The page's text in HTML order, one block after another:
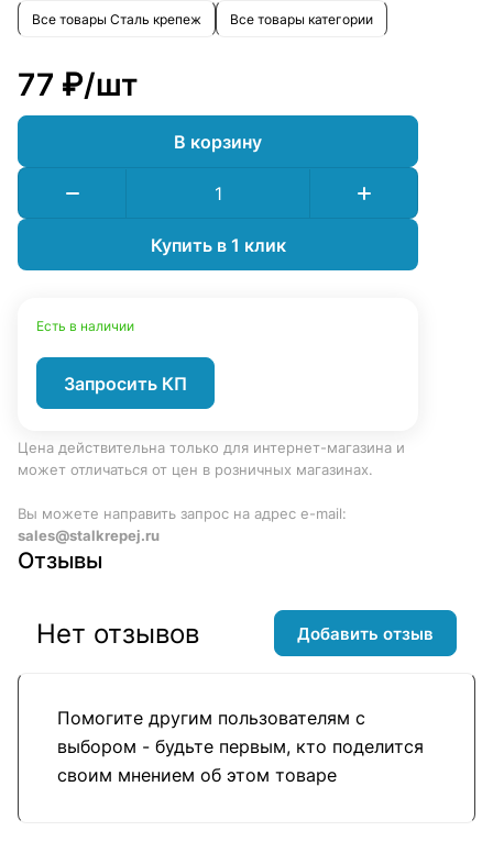
Все товары Сталь крепеж Все товары категории
77 ₽/шт
В корзину
Купить в 1 клик
Есть в наличии
Запросить КП
Цена действительна только для интернет-магазина и
может отличаться от цен в розничных магазинах.
Вы можете направить запрос на адрес e-mail:
sales@stalkrepej.ru
Отзывы
Помогите другим пользователям с
выбором - будьте первым, кто поделится
своим мнением об этом товаре
Нет отзывов Добавить отзыв